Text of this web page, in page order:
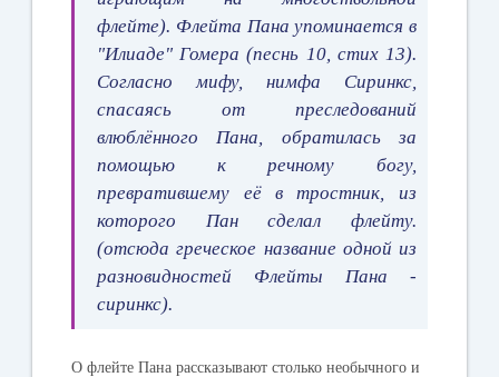
флейте). Флейта Пана упоминается в
"Илиаде" Гомера (песнь 10, стих 13).
Согласно мифу, нимфа Сиринкс,
спасаясь от преследований
влюблённого Пана, обратилась за
помощью к речному богу,
превратившему её в тростник, из
которого Пан сделал флейту.
(отсюда греческое название одной из
разновидностей Флейты Пана -
сиринкс).
О флейте Пана рассказывают столько необычного и